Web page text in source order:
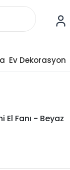
Ev Dekorasyon
El Fanı - Beyaz